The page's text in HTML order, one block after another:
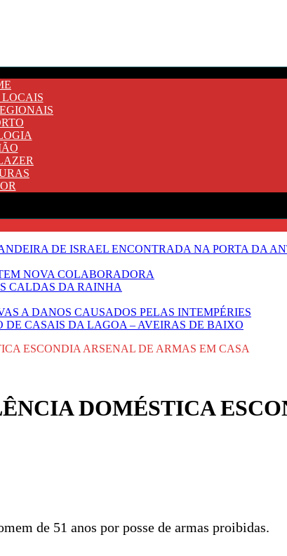
DE ISRAEL ENCONTRADA NA PORTA DA
NOVA COLABORADORA
CALDAS DA RAINHA
A DANOS CAUSADOS PELAS INTEMPÉRIES
CASAIS DA LAGOA – AVEIRAS DE BAIXO
ESCONDIA ARSENAL DE ARMAS EM CASA
DOMÉSTICA
de 51 anos por posse de armas proibidas.